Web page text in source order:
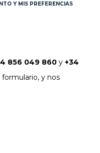
Y MIS PREFERENCIAS
856 049 860 y +34
y nos